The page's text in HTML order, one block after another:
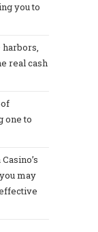
you to
harbors,
real cash
one to
may